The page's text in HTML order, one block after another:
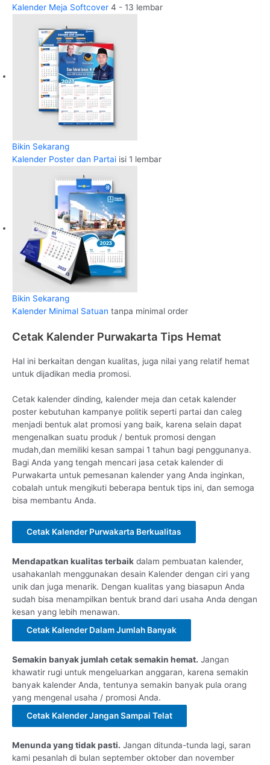
Kalender Meja Softcover 4 - 13 lembar
Bikin Sekarang
Kalender Poster dan Partai isi 1 lembar
Bikin Sekarang
Kalender Minimal Satuan tanpa minimal order
Cetak Kalender Purwakarta Tips Hemat
Hal ini berkaitan dengan kualitas, juga nilai yang relatif hemat
untuk dijadikan media promosi.
Cetak kalender dinding, kalender meja dan cetak kalender
poster kebutuhan kampanye politik seperti partai dan caleg
menjadi bentuk alat promosi yang baik, karena selain dapat
mengenalkan suatu produk / bentuk promosi dengan
mudah,dan memiliki kesan sampai 1 tahun bagi penggunanya.
Bagi Anda yang tengah mencari jasa cetak kalender di
Purwakarta untuk pemesanan kalender yang Anda inginkan,
cobalah untuk mengikuti beberapa bentuk tips ini, dan semoga
bisa membantu Anda.
Cetak Kalender Purwakarta Berkualitas
Mendapatkan kualitas terbaik dalam pembuatan kalender,
usahakanlah menggunakan desain Kalender dengan ciri yang
unik dan juga menarik. Dengan kualitas yang biasapun Anda
sudah bisa menampilkan bentuk brand dari usaha Anda dengan
kesan yang lebih menawan.
Cetak Kalender Dalam Jumlah Banyak
Semakin banyak jumlah cetak semakin hemat. Jangan
khawatir rugi untuk mengeluarkan anggaran, karena semakin
banyak kalender Anda, tentunya semakin banyak pula orang
yang mengenal usaha / promosi Anda.
Cetak Kalender Jangan Sampai Telat
Menunda yang tidak pasti. Jangan ditunda-tunda lagi, saran
kami pesanlah di bulan september oktober dan november